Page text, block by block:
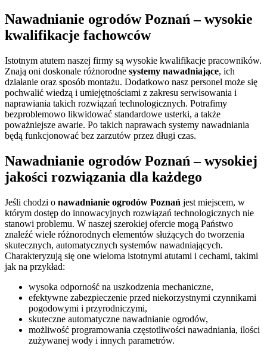
Nawadnianie ogrodów Poznań – wysokie
kwalifikacje fachowców
Istotnym atutem naszej firmy są wysokie kwalifikacje pracowników.
Znają oni doskonale różnorodne systemy nawadniające, ich
działanie oraz sposób montażu. Dodatkowo nasz personel może się
pochwalić wiedzą i umiejętnościami z zakresu serwisowania i
naprawiania takich rozwiązań technologicznych. Potrafimy
bezproblemowo likwidować standardowe usterki, a także
poważniejsze awarie. Po takich naprawach systemy nawadniania
będą funkcjonować bez zarzutów przez długi czas.
Nawadnianie ogrodów Poznań – wysokiej
jakości rozwiązania dla każdego
Jeśli chodzi o nawadnianie ogrodów Poznań jest miejscem, w
którym dostęp do innowacyjnych rozwiązań technologicznych nie
stanowi problemu. W naszej szerokiej ofercie mogą Państwo
znaleźć wiele różnorodnych elementów służących do tworzenia
skutecznych, automatycznych systemów nawadniających.
Charakteryzują się one wieloma istotnymi atutami i cechami, takimi
jak na przykład:
wysoka odporność na uszkodzenia mechaniczne,
efektywne zabezpieczenie przed niekorzystnymi czynnikami
pogodowymi i przyrodniczymi,
skuteczne automatyczne nawadnianie ogrodów,
możliwość programowania częstotliwości nawadniania, ilości
zużywanej wody i innych parametrów.